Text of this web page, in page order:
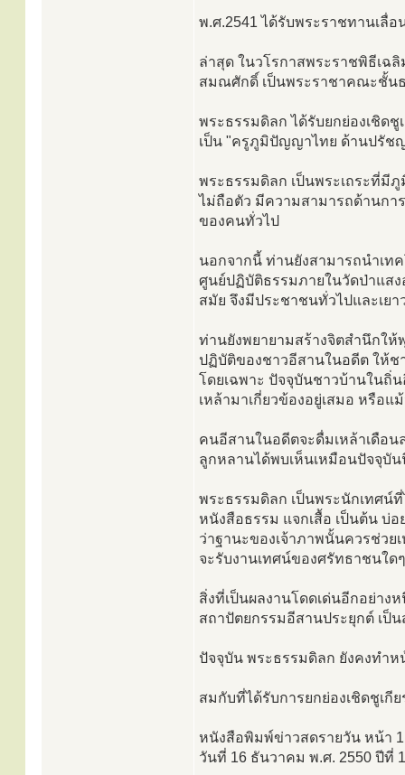
พ.ศ.2541 ได้รับพระราชทานเ
ล่าสุด ในวโรกาสพระราชพิธีเฉ
สมณศักดิ์ เป็นพระราชาคณะชั้น
พระธรรมดิลก ได้รับยกย่องเชิด
เป็น "ครูภูมิปัญญาไทย ด้านปรัช
พระธรรมดิลก เป็นพระเถระที่มี
ไม่ถือตัว มีความสามารถด้านกา
ของคนทั่วไป
นอกจากนี้ ท่านยังสามารถนำเท
ศูนย์ปฏิบัติธรรมภายในวัดป่าแส
สมัย จึงมีประชาชนทั่วไปและเย
ท่านยังพยายามสร้างจิตสำนึกใ
ปฏิบัติของชาวอีสานในอดีต ให้ช
โดยเฉพาะ ปัจจุบันชาวบ้านในถิ่
เหล้ามาเกี่ยวข้องอยู่เสมอ หรือ
คนอีสานในอดีตจะดื่มเหล้าเดือน
ลูกหลานได้พบเห็นเหมือนปัจจุบั
พระธรรมดิลก เป็นพระนักเทศน์
หนังสือธรรม แจกเสื้อ เป็นต้น บ่
ว่าฐานะของเจ้าภาพนั้นควรช่วย
จะรับงานเทศน์ของศรัทธาชนใดๆ
สิ่งที่เป็นผลงานโดดเด่นอีกอย่าง
สถาปัตยกรรมอีสานประยุกต์ เป็
ปัจจุบัน พระธรรมดิลก ยังคงทำ
สมกับที่ได้รับการยกย่องเชิดชูเกี
หนังสือพิมพ์ข่าวสดรายวัน หน้า
วันที่ 16 ธันวาคม พ.ศ. 2550 ปีที่